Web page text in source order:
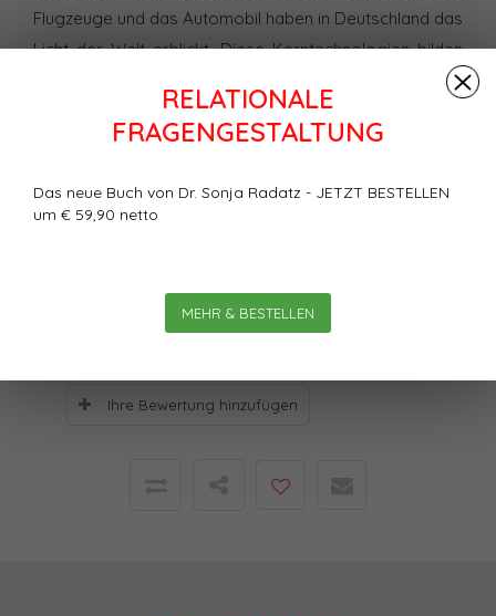
RELATIONALE
FRAGENGESTALTUNG
Das neue Buch von Dr. Sonja Radatz - JETZT BESTELLEN
um € 59,90 netto
MEHR & BESTELLEN
Flugzeuge und das Automobil haben in Deutschland das
Licht der Welt erblickt. Diese Kerntechnologien bilden
heute die Basis für die Vernetzung der Welt. Allein: Wo
ist die Innovationskraft Deutschlands heute? Woran
mangelt es? Welche Chancen werden liegen gelassen?
Visionäre (endlich) aufgegeben werden?
0Sterne, basierend auf
Ihre Bewertung hinzufügen